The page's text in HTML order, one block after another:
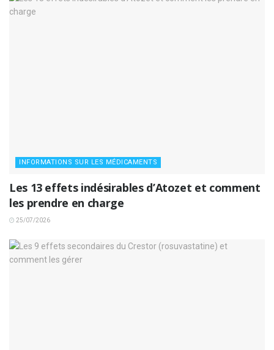
INFORMATIONS SUR LES MÉDICAMENTS
Les 13 effets indésirables d’Atozet et comment
les prendre en charge
25/07/2026